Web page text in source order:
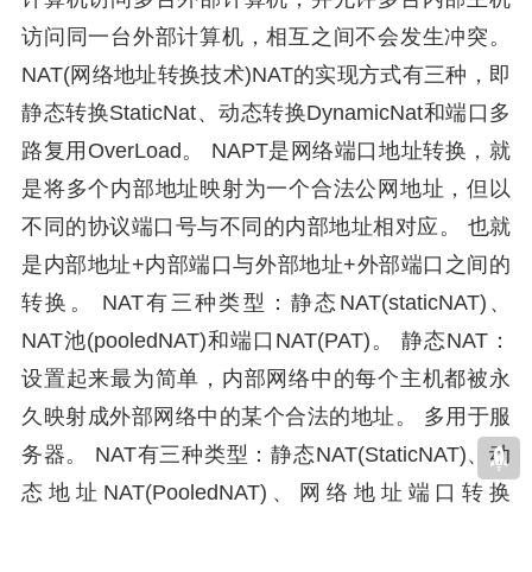
访问同一台外部计算机，相互之间不会发生冲突。
NAT(网络地址转换技术)NAT的实现方式有三种，即
静态转换StaticNat、动态转换DynamicNat和端口多
路复用OverLoad。 NAPT是网络端口地址转换，就
是将多个内部地址映射为一个合法公网地址，但以
不同的协议端口号与不同的内部地址相对应。 也就
是内部地址+内部端口与外部地址+外部端口之间的
转换。 NAT有三种类型：静态NAT(staticNAT)、
NAT池(pooledNAT)和端口NAT(PAT)。 静态NAT：
设置起来最为简单，内部网络中的每个主机都被永
久映射成外部网络中的某个合法的地址。 多用于服
务器。 NAT有三种类型：静态NAT(StaticNAT)、动
态地址NAT(PooledNAT)、网络地址端口转换